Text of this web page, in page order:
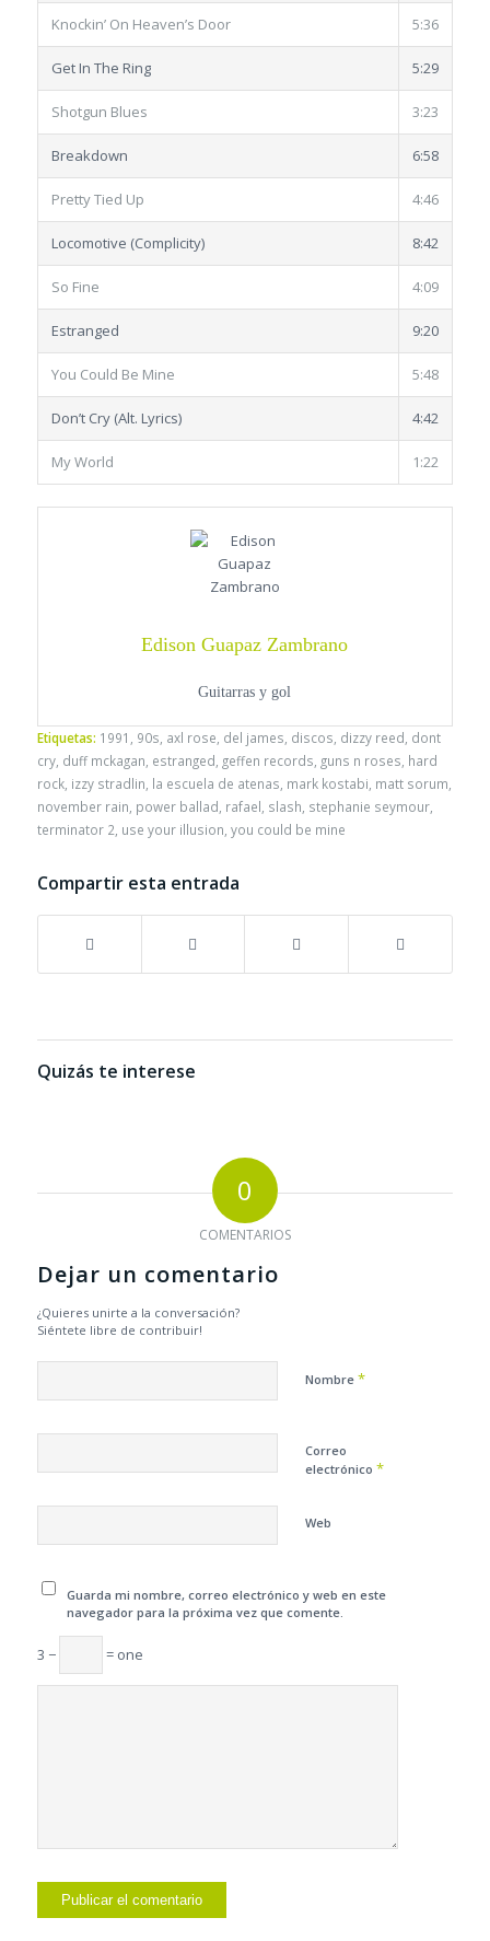
Knockin’ On Heaven’s Door 5:36
Get In The Ring 5:29
Shotgun Blues 3:23
Breakdown 6:58
Pretty Tied Up 4:46
Locomotive (Complicity) 8:42
So Fine 4:09
Estranged 9:20
You Could Be Mine 5:48
Don’t Cry (Alt. Lyrics) 4:42
My World 1:22
Edison Guapaz Zambrano
Guitarras y gol
Etiquetas: 1991 , 90s, axl rose, del james, discos, dizzy reed, dont
cry, duff mckagan, estranged, geffen records, guns n roses, hard
rock, izzy stradlin, la escuela de atenas, mark kostabi, matt sorum,
november rain, power ballad, rafael, slash, stephanie seymour,
terminator 2, use your illusion, you could be mine
Compartir esta entrada
Quizás te interese
0
COMENTARIOS
Dejar un comentario
¿Quieres unirte a la conversación?
Siéntete libre de contribuir!
Nombre *
Correo
electrónico *
Web
Guarda mi nombre, correo electrónico y web en este
navegador para la próxima vez que comente.
3 − = one